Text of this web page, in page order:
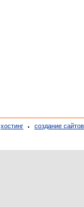
хостинг создание сайтов